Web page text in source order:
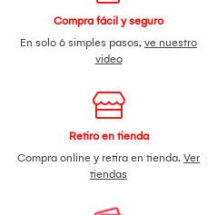
Compra fácil y seguro
En solo 6 simples pasos, ve nuestro
video
Retiro en tienda
Compra online y retira en tienda. Ver
tiendas